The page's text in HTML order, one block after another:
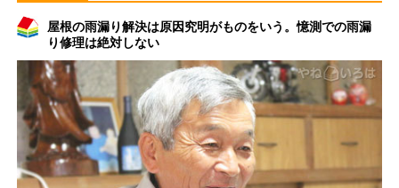
屋根の雨漏り解決は原因究明がものをいう。憶測での雨漏
り修理は絶対しない